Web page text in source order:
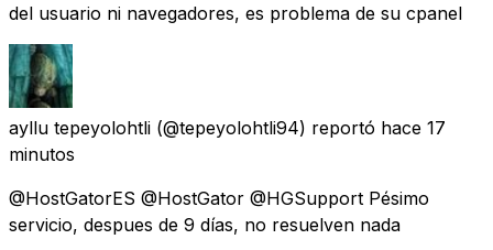
del usuario ni navegadores, es problema de su cpanel
ayllu tepeyolohtli (@tepeyolohtli94) reportó hace 17
minutos
@HostGatorES @HostGator @HGSupport Pésimo
servicio, despues de 9 días, no resuelven nada